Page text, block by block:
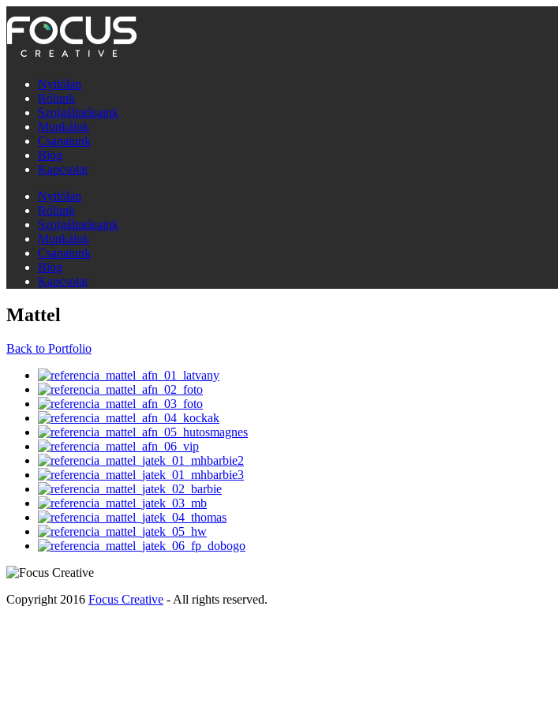
Nyitólap
Rólunk
Szolgáltatásaink
Munkáink
Csapatunk
Blog
Kapcsolat
Nyitólap
Rólunk
Szolgáltatásaink
Munkáink
Csapatunk
Blog
Kapcsolat
Mattel
Back to Portfolio
Copyright 2016 Focus Creative - All rights reserved.